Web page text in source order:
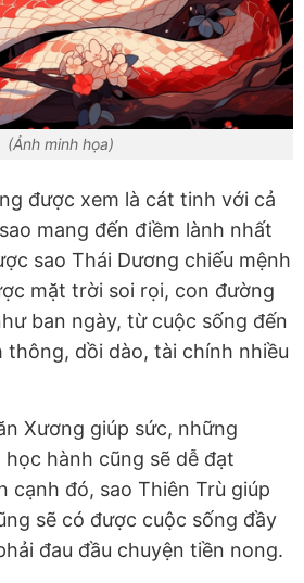
(Ảnh minh họa)
được xem là cát tinh với cả
mang đến điềm lành nhất
sao Thái Dương chiếu mệnh
mặt trời soi rọi, con đường
ban ngày, từ cuộc sống đến
thông, dồi dào, tài chính nhiều
Xương giúp sức, những
hành cũng sẽ dễ đạt
cạnh đó, sao Thiên Trù giúp
sẽ có được cuộc sống đầy
đau đầu chuyện tiền nong.